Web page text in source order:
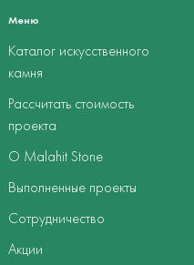
Меню
Каталог искусственного
камня
Рассчитать стоимость
проекта
О Malahit Stone
Выполненные проекты
Сотрудничество
Акции